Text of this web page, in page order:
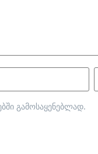
გამოსაყენებლად.